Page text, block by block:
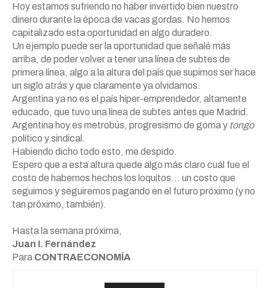
Hoy estamos sufriendo no haber invertido bien nuestro
dinero durante la época de vacas gordas. No hemos
capitalizado esta oportunidad en algo duradero.
Un ejemplo puede ser la oportunidad que señalé más
arriba, de poder volver a tener una línea de subtes de
primera línea, algo a la altura del país que supimos ser hace
un siglo atrás y que claramente ya olvidamos.
Argentina ya no es el país híper-emprendedor, altamente
educado, que tuvo una línea de subtes antes que Madrid.
Argentina hoy es metrobús, progresismo de goma y tongo
político y sindical.
Habiendo dicho todo esto, me despido.
Espero que a esta altura quede algo más claro cuál fue el
costo de habernos hechos los loquitos… un costo que
seguimos y seguiremos pagando en el futuro próximo (y no
tan próximo, también).
Hasta la semana próxima,
Juan I. Fernández
Para CONTRAECONOMÍA